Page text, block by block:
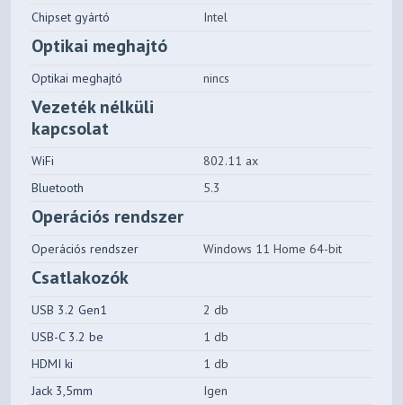
Chipset gyártó
Intel
Optikai meghajtó
Optikai meghajtó nincs
Vezeték nélküli
kapcsolat
WiFi
802.11 ax
Bluetooth
5.3
Operációs rendszer
Operációs rendszer Windows 11 Home 64-bit
Csatlakozók
USB 3.2 Gen1
2 db
USB-C 3.2 be
1 db
HDMI ki
1 db
Jack 3,5mm
Igen